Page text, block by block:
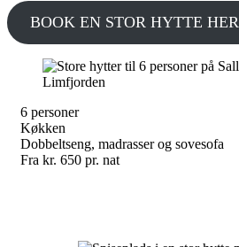
BOOK EN STOR HYTTE HER
6 personer
Køkken
Dobbeltseng, madrasser og sovesofa
Fra kr. 650 pr. nat